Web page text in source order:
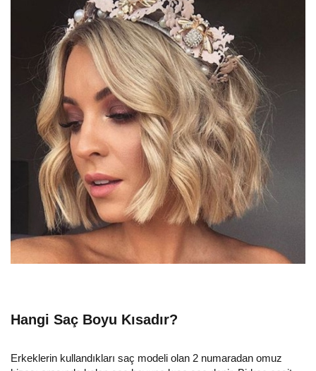
Hangi Saç Boyu Kısadır?
Erkeklerin kullandıkları saç modeli olan 2 numaradan omuz